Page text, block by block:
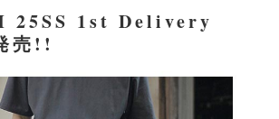
25SS 1st Delivery
売!!